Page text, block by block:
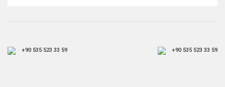
+90 535 523 33 59 +90 535 523 33 59